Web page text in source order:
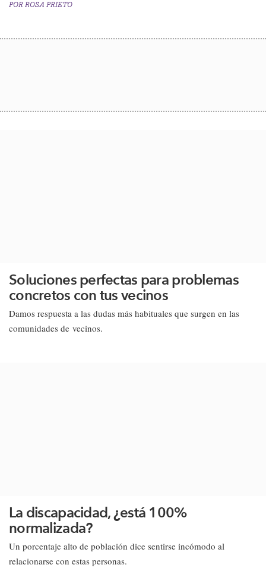
POR ROSA PRIETO
Soluciones perfectas para problemas
concretos con tus vecinos
Damos respuesta a las dudas más habituales que surgen en las
comunidades de vecinos.​
La discapacidad, ¿está 100%
normalizada?
​Un porcentaje alto de población dice sentirse incómodo al
relacionarse con estas personas.​